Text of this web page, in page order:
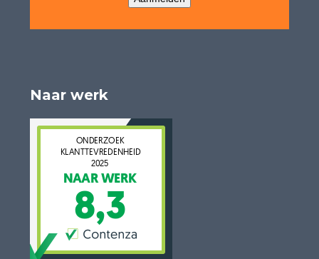
Naar werk